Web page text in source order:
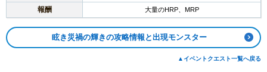
報酬 大量のHRP、MRP
眩き災禍の輝きの攻略情報と出現モンスター
▲イベントクエスト一覧へ戻る